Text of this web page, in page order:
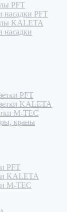
PFT
насадки PFT
KALETA
насадки
PFT
KALETA
M-TEC
краны
PFT
KALETA
M-TEC